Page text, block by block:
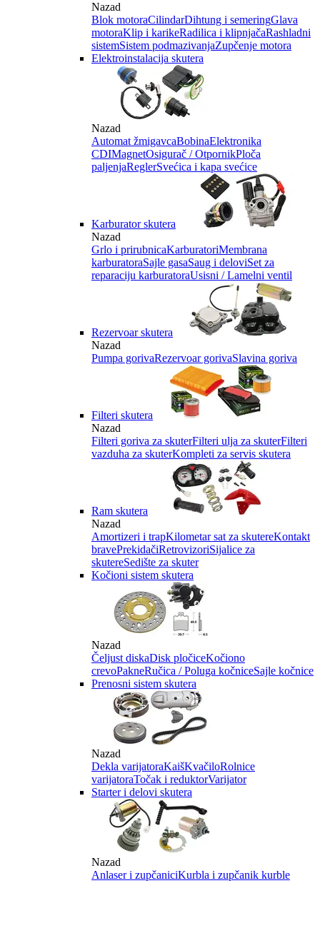
Nazad
Blok motoraCilindarDihtung i semeringGlava
motoraKlip i karikeRadilica i klipnjačaRashladni
sistemSistem podmazivanjaZupčenje motora
Elektroinstalacija skutera
Nazad
Automat žmigavcaBobinaElektronika
CDIMagnetOsigurač / OtpornikPloča
paljenjaReglerSvećica i kapa svećice
Karburator skutera
Nazad
Grlo i prirubnicaKarburatoriMembrana
karburatoraSajle gasaSaug i deloviSet za
reparaciju karburatoraUsisni / Lamelni ventil
Rezervoar skutera
Nazad
Pumpa gorivaRezervoar gorivaSlavina goriva
Filteri skutera
Nazad
Filteri goriva za skuterFilteri ulja za skuterFilteri
vazduha za skuterKompleti za servis skutera
Ram skutera
Nazad
Amortizeri i trapKilometar sat za skutereKontakt
bravePrekidačiRetrovizoriSijalice za
skutereSedište za skuter
Kočioni sistem skutera
Nazad
Čeljust diskaDisk pločiceKočiono
crevoPakneRučica / Poluga kočniceSajle kočnice
Prenosni sistem skutera
Nazad
Dekla varijatoraKaišKvačiloRolnice
varijatoraTočak i reduktorVarijator
Starter i delovi skutera
Nazad
Anlaser i zupčaniciKurbla i zupčanik kurble